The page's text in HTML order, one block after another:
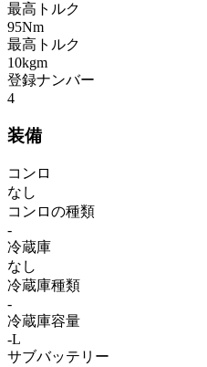
最高トルク
95Nm
最高トルク
10kgm
登録ナンバー
4
装備
コンロ
なし
コンロの種類
-
冷蔵庫
なし
冷蔵庫種類
-
冷蔵庫容量
-L
サブバッテリー